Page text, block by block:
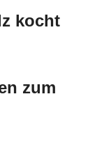
kocht
zum